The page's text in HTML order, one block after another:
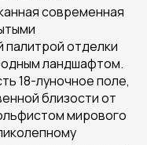
современная
палитрой отделки
ландшафтом.
18-луночное поле,
близости от
мирового